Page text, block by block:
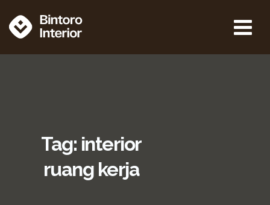
Tag: interior
ruang kerja